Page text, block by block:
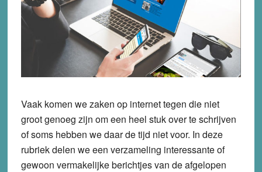
Vaak komen we zaken op internet tegen die niet
groot genoeg zijn om een heel stuk over te schrijven
of soms hebben we daar de tijd niet voor. In deze
rubriek delen we een verzameling interessante of
gewoon vermakelijke berichtjes van de afgelopen